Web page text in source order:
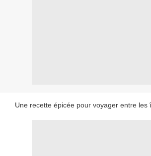
Une recette épicée pour voyager entre les